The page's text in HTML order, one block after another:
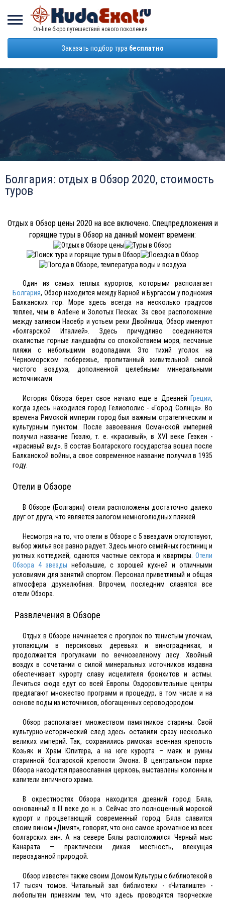
On-line бюро путешествий нового поколения
Заказать подбор тура бесплатно
Болгария: отдых в Обзор 2020, стоимость
туров
Отдых в Обзор цены 2020 на все включено. Спецпредложения и
горящие туры в Обзор на данный момент времени:
Один из самых теплых курортов, которыми располагает
Болгария, Обзор находится между Варной и Бургасом у подножия
Балканских гор. Море здесь всегда на несколько градусов
теплее, чем в Албене и Золотых Песках. За свое расположение
между заливом Насебр и устьем реки Двойница, Обзор именуют
«болгарской Италией». Здесь причудливо соединяются
скалистые горные ландшафты со спокойствием моря, песчаные
пляжи с небольшими водопадами. Это тихий уголок на
Черноморском побережье, пропитанный живительной силой
чистого воздуха, дополненной целебными минеральными
источниками.
История Обзора берет свое начало еще в Древней Греции,
когда здесь находился город Гелиополис - «Город Солнца». Во
времена Римской империи город был важным стратегическим и
культурным пунктом. После завоевания Османской империей
получил название Гюзлю, т. е. «красивый», в XVI веке Гезкен -
«красивый вид». В состав Болгарского государства вошел после
Балканской войны, а свое современное название получил в 1935
году.
Отели в Обзоре
В Обзоре (Болгария) отели расположены достаточно далеко
друг от друга, что является залогом немноголюдных пляжей.
Несмотря на то, что отели в Обзоре с 5 звездами отсутствуют,
выбор жилья все равно радует. Здесь много семейных гостиниц и
уютных коттеджей, сдаются частные сектора и квартиры. Отели
Обзора 4 звезды небольшие, с хорошей кухней и отличными
условиями для занятий спортом. Персонал приветливый и общая
атмосфера дружелюбная. Впрочем, последним славятся все
отели Обзора.
Развлечения в Обзоре
Отдых в Обзоре начинается с прогулок по тенистым улочкам,
утопающим в персиковых деревьях и виноградниках, и
продолжается прогулками по вечнозеленому лесу. Хвойный
воздух в сочетании с силой минеральных источников издавна
обеспечивает курорту славу исцелителя бронхитов и астмы.
Лечиться сюда едут со всей Европы. Оздоровительные центры
предлагают множество программ и процедур, в том числе и на
основе воды из источников, обогащенных сероводородом.
Обзор располагает множеством памятников старины. Свой
культурно-исторический след здесь оставили сразу несколько
великих империй. Так, сохранились римская военная крепость
Козьяк и Храм Юпитера, а на юге курорта – маяк и руины
старинной болгарской крепости Эмона. В центральном парке
Обзора находится православная церковь, выставлены колонны и
капители античного храма.
В окрестностях Обзора находится древний город Бяла,
основанный в III веке до н. э. Сейчас это полноценный морской
курорт и процветающий современный город. Бяла славится
своим вином «Димят», говорят, что оно самое ароматное из всех
болгарских вин. А на севере Бялы расположился Черный мыс
Канарата — практически дикая местность, влекущая
первозданной природой.
Обзор известен также своим Домом Культуры с библиотекой в
17 тысяч томов. Читальный зал библиотеки - «Читалиште» -
любопытен приезжим тем, что здесь проводятся творческие